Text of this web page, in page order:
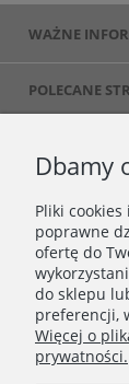
WAŻNE
POLECANE
Dbamy
Pliki
poprawne
ofertę do
do sklepu
preferencji,
Więcej o
prywatności.